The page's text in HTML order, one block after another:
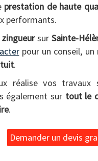
prestation de haute
performants.
zingueursurSainte-
pour un conseil, un
.
réalise vos travaux
également sur tout le
.
Demander un devis